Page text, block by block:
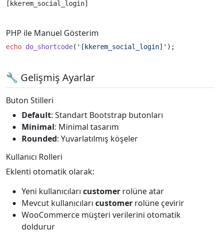
[kkerem_social_login]
PHP ile Manuel Gösterim
echo do_shortcode( '[kkerem_social_login]' );
🔧 Gelişmiş Ayarlar
Buton Stilleri
Default: Standart Bootstrap butonları
Minimal: Minimal tasarım
Rounded: Yuvarlatılmış köşeler
Kullanıcı Rolleri
Eklenti otomatik olarak:
Yeni kullanıcıları customer rolüne atar
Mevcut kullanıcıları customer rolüne çevirir
WooCommerce müşteri verilerini otomatik
doldurur